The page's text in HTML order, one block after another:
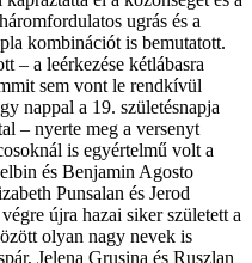
ugrás és a
kombinációt is bemutatott.
– a leérkezése kétlábasra
sem vont le rendkívül
nappal a 19. születésnapja
– nyerte meg a versenyt
is egyértelmű volt a
és Benjamin Agosto
Punsalan és Jerod
újra hazai siker született a
olyan nagy nevek is
Jelena Grusina és Ruszlan